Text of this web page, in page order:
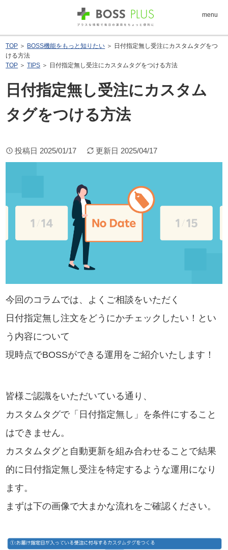
menu
TOP ＞ BOSS機能をもっと知りたい ＞ 日付指定無し受注にカスタムタグをつ
ける方法
TOP ＞TIPS ＞ 日付指定無し受注にカスタムタグをつける方法
日付指定無し受注にカスタム
タグをつける方法
投稿日 2025/01/17 更新日 2025/04/17
今回のコラムでは、よくご相談をいただく
日付指定無し注文をどうにかチェックしたい！とい
う内容について
現時点でBOSSができる運用をご紹介いたします！
皆様ご認識をいただいている通り、
カスタムタグで「日付指定無し」を条件にすること
はできません。
カスタムタグと自動更新を組み合わせることで結果
的に日付指定無し受注を特定するような運用になり
ます。
まずは下の画像で大まかな流れをご確認ください。